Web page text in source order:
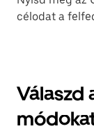
célodat a
Válaszd